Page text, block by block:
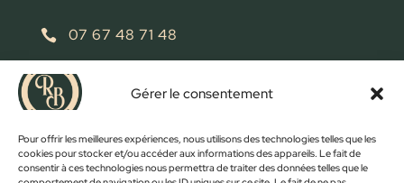
Gérer le consentement
Pour offrir les meilleures expériences, nous utilisons des technologies telles que les
cookies pour stocker et/ou accéder aux informations des appareils. Le fait de
consentir à ces technologies nous permettra de traiter des données telles que le
 07 67 48 71 48
 retrobroc85@gmail.com